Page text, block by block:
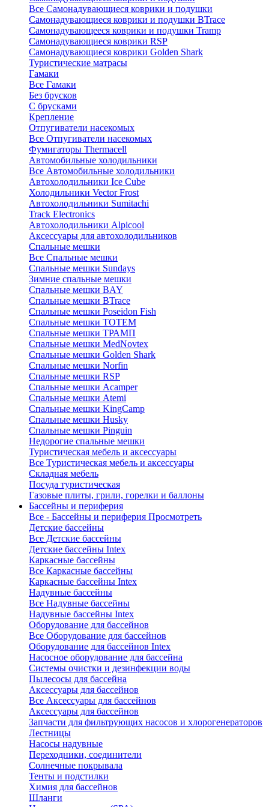
Все Самонадувающиеся коврики и подушки
Самонадувающиеся коврики и подушки BTrace
Самонадувающееся коврики и подушки Tramp
Самонадувающиеся коврики RSP
Самонадувающиеся коврики Golden Shark
Туристические матрасы
Гамаки
Все Гамаки
Без брусков
С брусками
Крепление
Отпугиватели насекомых
Все Отпугиватели насекомых
Фумигаторы Thermacell
Автомобильные холодильники
Все Автомобильные холодильники
Автохолодильники Ice Cube
Холодильники Vector Frost
Автохолодильники Sumitachi
Track Electronics
Автохолодильники Alpicool
Аксессуары для автохолодильников
Спальные мешки
Все Спальные мешки
Спальные мешки Sundays
Зимние спальные мешки
Спальные мешки BAY
Спальные мешки BTrace
Спальные мешки Poseidon Fish
Спальные мешки ТОТЕМ
Спальные мешки ТРАМП
Cпальные мешки MedNovtex
Спальные мешки Golden Shark
Спальные мешки Norfin
Спальные мешки RSP
Спальные мешки Acamper
Спальные мешки Atemi
Спальные мешки KingCamp
Спальные мешки Husky
Спальные мешки Pinguin
Недорогие спальные мешки
Туристическая мебель и аксессуары
Все Туристическая мебель и аксессуары
Складная мебель
Посуда туристическая
Газовые плиты, грили, горелки и баллоны
Бассейны и периферия
Все - Бассейны и периферия Просмотреть
Детские бассейны
Все Детские бассейны
Детские бассейны Intex
Каркасные бассейны
Все Каркасные бассейны
Каркасные бассейны Intex
Надувные бассейны
Все Надувные бассейны
Надувные бассейны Intex
Оборудование для бассейнов
Все Оборудование для бассейнов
Оборудование для бассейнов Intex
Насосное оборудование для бассейна
Системы очистки и дезинфекции воды
Пылесосы для бассейна
Аксессуары для бассейнов
Все Аксессуары для бассейнов
Аксессуары для бассейнов
Запчасти для фильтрующих насосов и хлорогенераторов
Лестницы
Насосы надувные
Переходники, соединители
Солнечные покрывала
Тенты и подстилки
Химия для бассейнов
Шланги